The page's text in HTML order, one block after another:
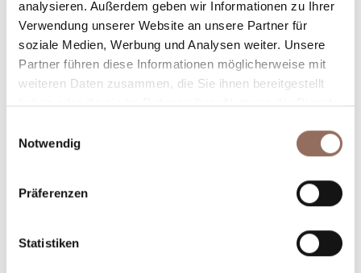
analysieren. Außerdem geben wir Informationen zu Ihrer
Verwendung unserer Website an unsere Partner für
soziale Medien, Werbung und Analysen weiter. Unsere
Partner führen diese Informationen möglicherweise mit
weiteren Daten zusammen, die Sie ihnen bereitgestellt
haben oder die sie im Rahmen Ihrer Nutzung der Dienste
Notwendig
Präferenzen
Statistiken
Plane, wo du übernachtest und isst, was du in jedem
Winkel des Langhe Monferrato Roero unternehmen
willst, mit einem Blick aufs Wetter in Echtzeit.